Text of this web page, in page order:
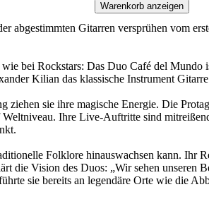
Warenkorb anzeigen
abgestimmten Gitarren versprühen vom
bei Rockstars: Das Duo Café del
Kilian das klassische Instrument
ziehen sie ihre magische Energie. Die
Ihre Live-Auftritte sind
Folklore hinauswachsen kann. Ihr
die Vision des Duos: „Wir sehen unseren
sie bereits an legendäre Orte wie die